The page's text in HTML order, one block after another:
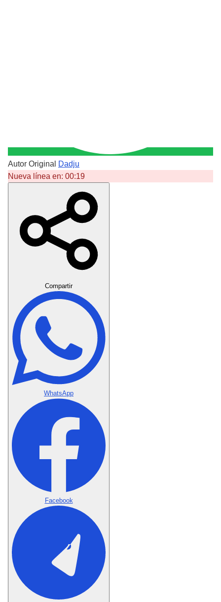
Autor Original
Dadju
Nueva línea en: 00:19
Compartir
WhatsApp
Facebook